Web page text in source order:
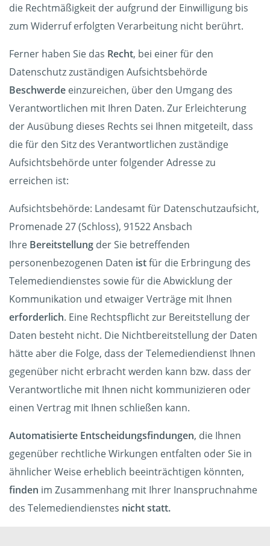
die Rechtmäßigkeit der aufgrund der Einwilligung bis
zum Widerruf erfolgten Verarbeitung nicht berührt.
Ferner haben Sie das Recht, bei einer für den
Datenschutz zuständigen Aufsichtsbehörde
Beschwerde einzureichen, über den Umgang des
Verantwortlichen mit Ihren Daten. Zur Erleichterung
der Ausübung dieses Rechts sei Ihnen mitgeteilt, dass
die für den Sitz des Verantwortlichen zuständige
Aufsichtsbehörde unter folgender Adresse zu
erreichen ist:
Aufsichtsbehörde: Landesamt für Datenschutzaufsicht,
Promenade 27 (Schloss), 91522 Ansbach
Ihre Bereitstellung der Sie betreffenden
personenbezogenen Daten istfür die Erbringung des
Telemediendienstes sowie für die Abwicklung der
Kommunikation und etwaiger Verträge mit Ihnen
erforderlich. Eine Rechtspflicht zur Bereitstellung der
Daten besteht nicht. Die Nichtbereitstellung der Daten
hätte aber die Folge, dass der Telemediendienst Ihnen
gegenüber nicht erbracht werden kann bzw. dass der
Verantwortliche mit Ihnen nicht kommunizieren oder
einen Vertrag mit Ihnen schließen kann.
Automatisierte Entscheidungsfindungen, die Ihnen
gegenüber rechtliche Wirkungen entfalten oder Sie in
ähnlicher Weise erheblich beeinträchtigen könnten,
finden im Zusammenhang mit Ihrer Inanspruchnahme
des Telemediendienstes nicht statt.